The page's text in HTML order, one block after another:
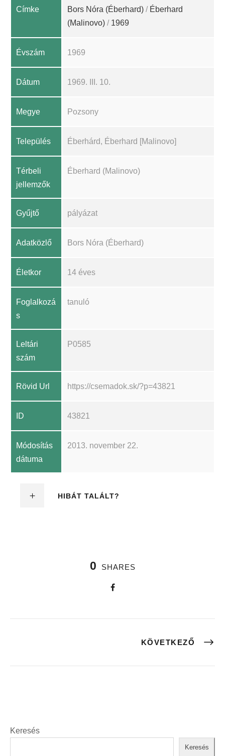
Címke Bors Nóra (Éberhard) / Éberhard
(Malinovo) / 1969
Évszám 1969
Dátum 1969. III. 10.
Megye Pozsony
Település Éberhárd, Éberhard [Malinovo]
Térbeli
jellemzők
Éberhard (Malinovo)
Gyűjtő pályázat
Adatközlő Bors Nóra (Éberhard)
Életkor 14 éves
Foglalkozá
s
tanuló
Leltári
szám
P0585
Rövid Url https://csemadok.sk/?p=43821
ID 43821
Módosítás
dátuma
2013. november 22.
HIBÁT TALÁLT?
0 SHARES
KÖVETKEZŐ
Keresés
Keresés